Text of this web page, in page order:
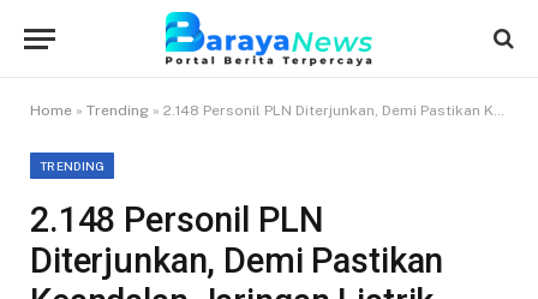
Home » Trending » 2.148 Personil PLN Diterjunkan, Demi Pastikan Keandalan Jaringan Listrik Saat Pemilu
TRENDING
2.148 Personil PLN
Diterjunkan, Demi Pastikan